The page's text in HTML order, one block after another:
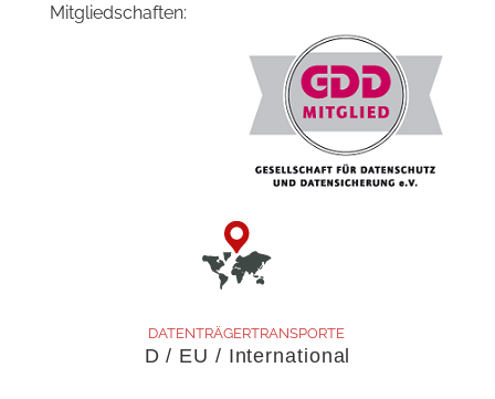
Mitgliedschaften:
DATENTRÄGERTRANSPORTE
D / EU / International